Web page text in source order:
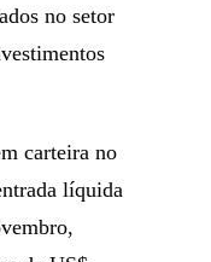
no setor
carteira no
líquida